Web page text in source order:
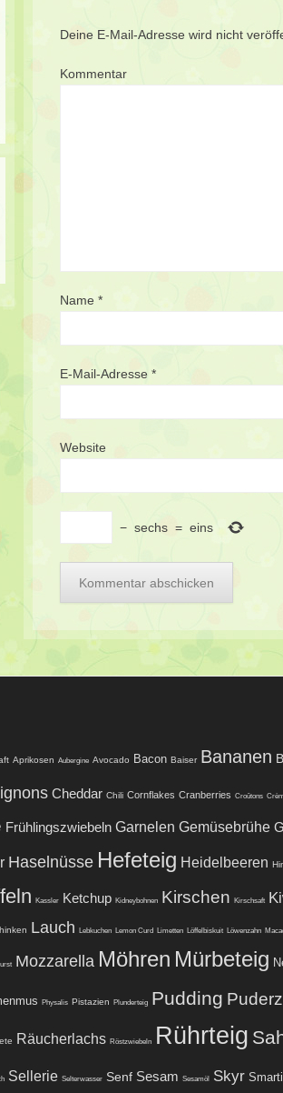
Deine E-Mail-Adresse wird nicht
Kommentar
Name *
E-Mail-Adresse *
Website
− sechs = eins
Aprikosen Aubergine Avocado Bacon Baiser Bananen
Cheddar Chili Cornflakes Cranberries Croûtons
Frühlingszwiebeln Garnelen Gemüsebrühe
Haselnüsse Hefeteig Heidelbeeren
Kassler Ketchup Kidneybohnen Kirschen Kirschsaft
Lauch Lebkuchen Lemon Curd Limetten Löffelbiskuit Löwenzahn
Mozzarella Möhren Mürbeteig
Physalis Pistazien Plunderteig Pudding
Räucherlachs Röstzwiebeln Rührteig
Sellerie Selterwasser Senf Sesam Sesamöl Skyr